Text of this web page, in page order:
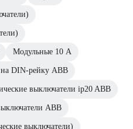
Модульные 10 А
DIN-рейку ABB
выключатели ip20 ABB
ABB
выключатели)